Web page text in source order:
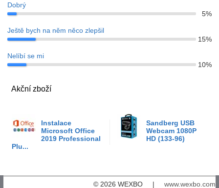
Dobrý
5%
Ještě bych na něm něco zlepšil
15%
Nelíbí se mi
10%
Akční zboží
Instalace
Microsoft Office
2019 Professional
Plu...
Sandberg USB
Webcam 1080P
HD (133-96)
© 2026 WEXBO | www.wexbo.com